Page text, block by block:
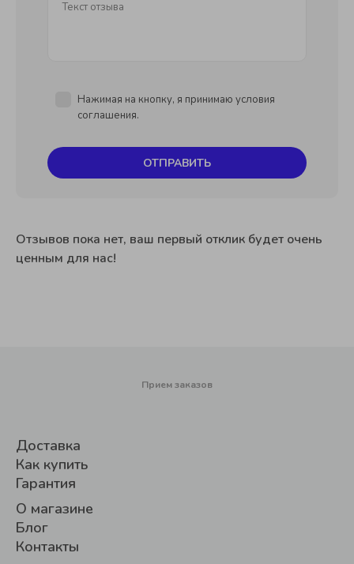
Нажимая на кнопку, я принимаю условия
соглашения.
ОТПРАВИТЬ
Отзывов пока нет, ваш первый отклик будет очень
ценным для нас!
Доставка
Как купить
Гарантия
О магазине
Блог
Контакты
Прием заказов